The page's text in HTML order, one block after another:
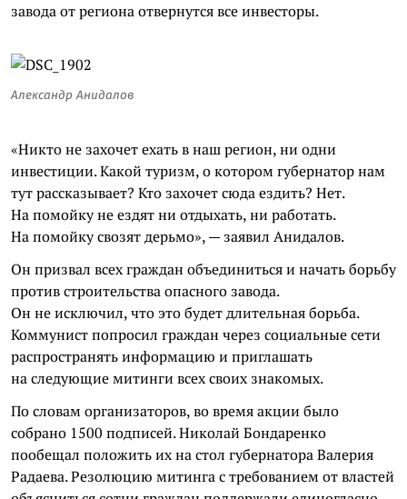
завода от региона отвернутся все инвесторы.
Александр Анидалов
«Никто не захочет ехать в наш регион, ни одни
инвестиции. Какой туризм, о котором губернатор нам
тут рассказывает? Кто захочет сюда ездить? Нет.
На помойку не ездят ни отдыхать, ни работать.
На помойку свозят дерьмо», — заявил Анидалов.
Он призвал всех граждан объединиться и начать борьбу
против строительства опасного завода.
Он не исключил, что это будет длительная борьба.
Коммунист попросил граждан через социальные сети
распространять информацию и приглашать
на следующие митинги всех своих знакомых.
По словам организаторов, во время акции было
собрано 1500 подписей. Николай Бондаренко
пообещал положить их на стол губернатора Валерия
Радаева. Резолюцию митинга с требованием от властей